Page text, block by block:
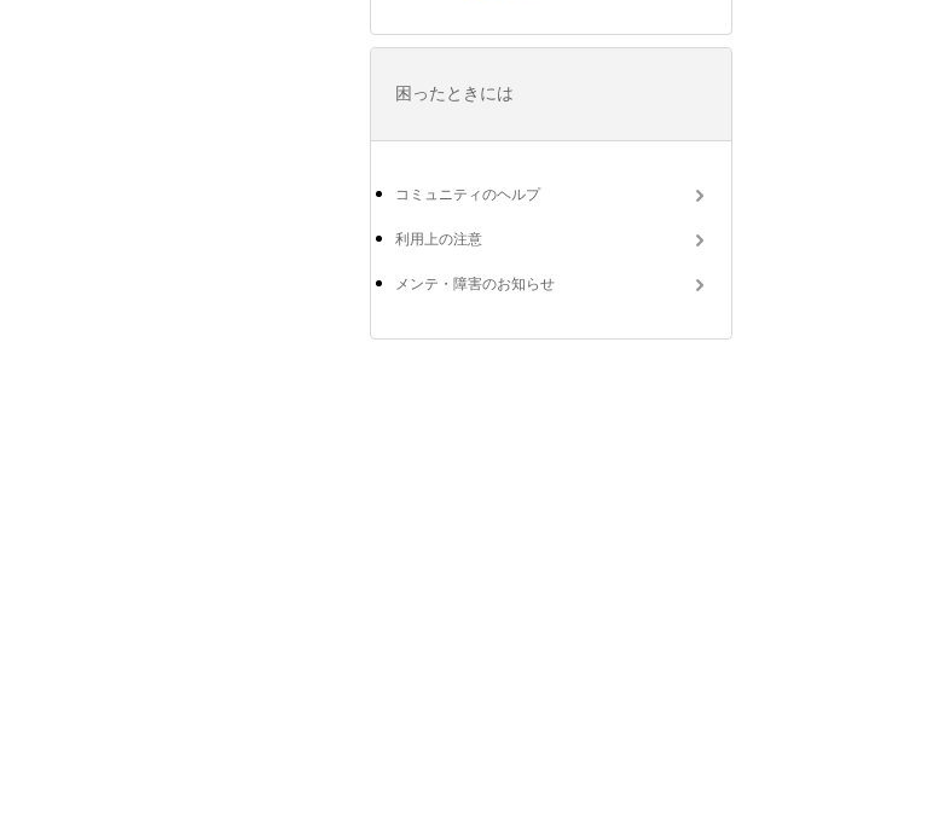
困ったときには
コミュニティのヘルプ
利用上の注意
メンテ・障害のお知らせ